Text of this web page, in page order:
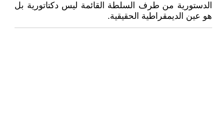
الدستورية من طرف السلطة القائمة ليس دكتاتورية بل
هو عين الديمقراطية الحقيقية.